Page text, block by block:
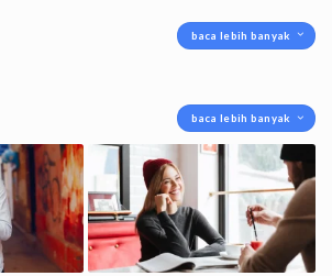
baca lebih banyak
baca lebih banyak